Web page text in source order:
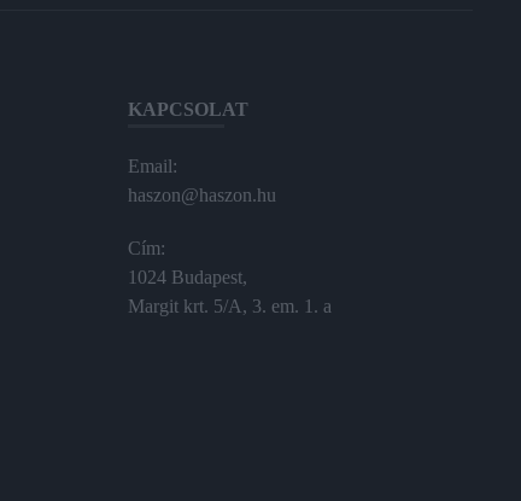
KAPCSOLAT
Email:
haszon@haszon.hu
Cím:
1024 Budapest,
Margit krt. 5/A, 3. em. 1. a